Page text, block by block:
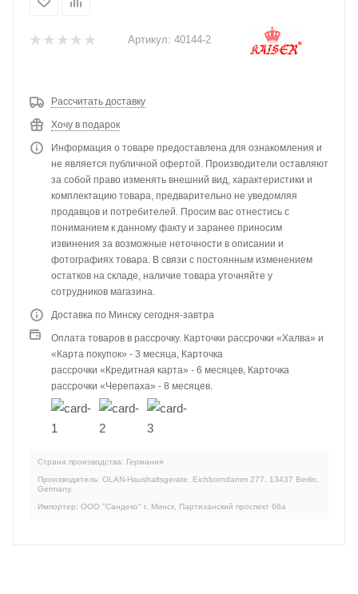
Артикул: 40144-2
Рассчитать доставку
Хочу в подарок
Информация о товаре предоставлена для ознакомления и
не является публичной офертой. Производители оставляют
за собой право изменять внешний вид, характеристики и
комплектацию товара, предварительно не уведомляя
продавцов и потребителей. Просим вас отнестись с
пониманием к данному факту и заранее приносим
извинения за возможные неточности в описании и
фотографиях товара. В связи с постоянным изменением
остатков на складе, наличие товара уточняйте у
сотрудников магазина.
Доставка по Минску сегодня-завтра
Оплата товаров в рассрочку. Карточки рассрочки «Халва» и
«Карта покупок» - 3 месяца, Карточка
рассрочки «Кредитная карта» - 6 месяцев, Карточка
рассрочки «Черепаха» - 8 месяцев.
Страна производства: Германия
Производитель: OLAN-Haushaltsgerate. Eichborndamm 277, 13437 Berlin,
Germany.
Импортер: ООО "Сандеко" г. Минск, Партизанский проспект 66а